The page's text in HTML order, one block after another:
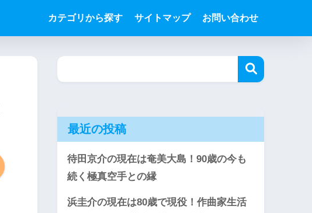
カテゴリから探す サイトマップ お問い合わせ
最近の投稿
待田京介の現在は奄美大島！90歳の今も
続く極真空手との縁
浜圭介の現在は80歳で現役！作曲家生活